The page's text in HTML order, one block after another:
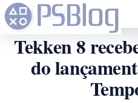
Tekken 8
do